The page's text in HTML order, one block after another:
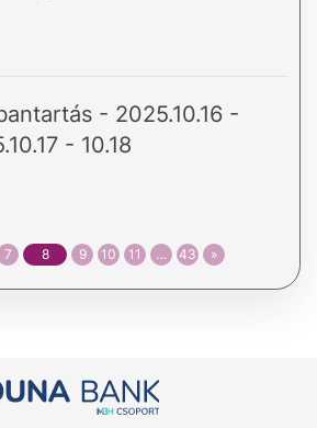
- 2025.10.16 -
- 10.18
7 8 9 10 11 … 43 »